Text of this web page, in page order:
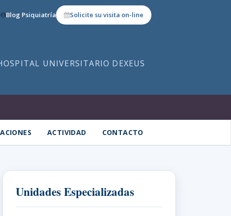
Blog Psiquiatría Solicite su visita on-line
UNIVERSITARIO DEXEUS
ACTIVIDAD CONTACTO
Unidades Especializadas